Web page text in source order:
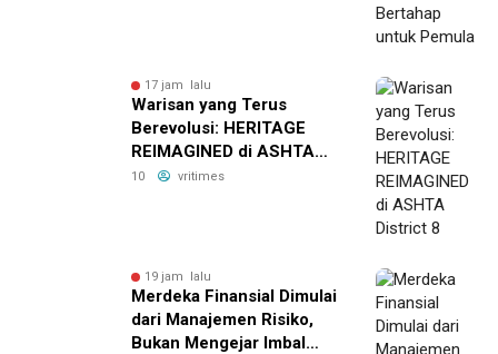
17 jam lalu
Warisan yang Terus
Berevolusi: HERITAGE
REIMAGINED di ASHTA
District 8
10 vritimes
19 jam lalu
Merdeka Finansial Dimulai
dari Manajemen Risiko,
Bukan Mengejar Imbal